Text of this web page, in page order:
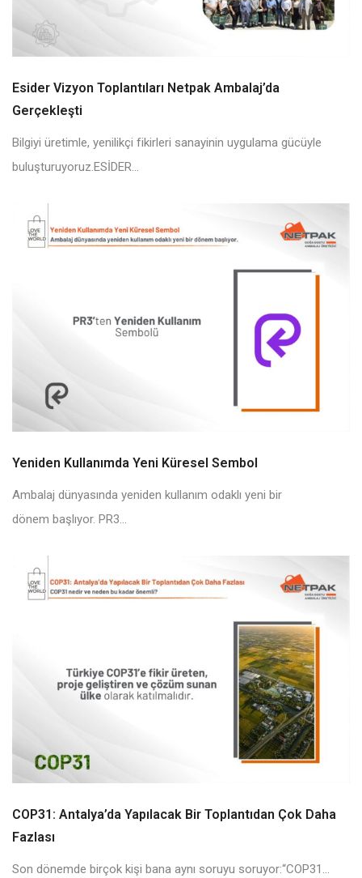
Esider Vizyon Toplantıları Netpak Ambalaj’da
Gerçekleşti
Bilgiyi üretimle, yenilikçi fikirleri sanayinin uygulama gücüyle
buluşturuyoruz.ESİDER...
Yeniden Kullanımda Yeni Küresel Sembol
Ambalaj dünyasında yeniden kullanım odaklı yeni bir
dönem başlıyor. PR3...
COP31: Antalya’da Yapılacak Bir Toplantıdan Çok Daha
Fazlası
Son dönemde birçok kişi bana aynı soruyu soruyor:“COP31...